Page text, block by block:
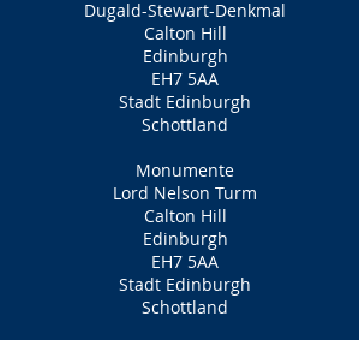
Dugald-Stewart-Denkmal
Calton Hill
Edinburgh
EH7 5AA
Stadt Edinburgh
Schottland
Monumente
Lord Nelson Turm
Calton Hill
Edinburgh
EH7 5AA
Stadt Edinburgh
Schottland